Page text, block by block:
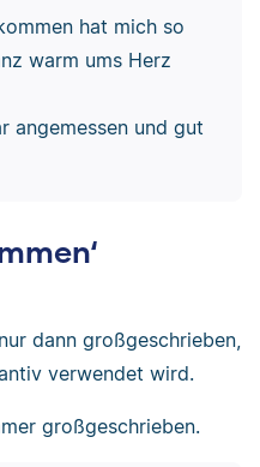
hat mich so
warm ums Herz
angemessen und gut
dann großgeschrieben,
verwendet wird.
großgeschrieben.